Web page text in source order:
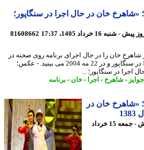
خان در حال اجرا در سنگاپور؛
81608662
خان را در حال اجرای برنامه روی صحنه در
مراسم اهدای جوایز IIFA 2004 در سنگاپور و در 22 مه 2004 می بینید. - عکس؛
در سنگاپور؛ ...
- شاهرخ-اجرا -خان -برنامه
خان در
63 روز پیش - جمعه 15 خرداد